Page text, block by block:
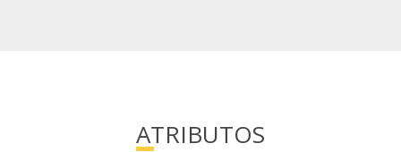
ATRIBUTOS